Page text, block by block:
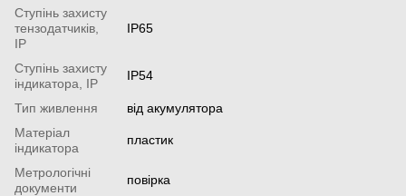
Ступінь захисту
тензодатчиків,
IP
IP65
Ступінь захисту
індикатора, IP
IP54
Тип живлення
від акумулятора
Матеріал
індикатора
пластик
Метрологічні
документи
повірка